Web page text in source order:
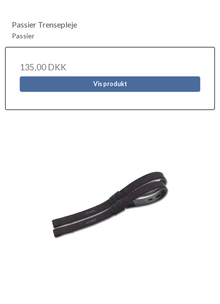
Passier Trensepleje
Passier
135,00 DKK
Vis produkt